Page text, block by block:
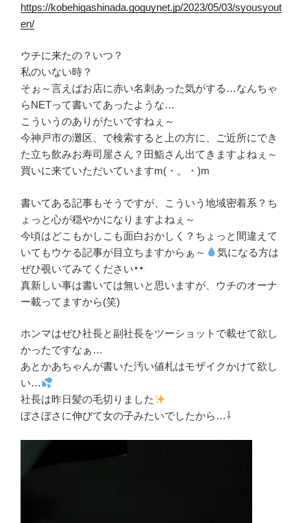
https://kobehigashinada.goguynet.jp/2023/05/03/syousyout
en/
ウチに来たの？いつ？
私のいない時？
そぉ～言えばお店に赤い名刺あった気がする…なんちゃ
らNETって書いてあったような…
こういうのありがたいですねぇ～
今神戸市の灘区、で検索すると上の方に、ご近所にでき
た立ち飲みお寿司屋さん？田鮨さん出てきますよねぇ～
買いに来ていただいていますm(・。・)m
書いてある記事もそうですが、こういう地域密着系？ち
ょっと心が穏やかになりますよねぇ～
今頃はどこもかしこも面白おかしく？ちょっと間違えて
いてもウケる記事が目立ちますからぁ～
気になる方は
ぜひ覗いてみてください
真新しい事は書いては無いと思いますが、ウチのオーナ
ー載ってますから(笑)
ホンマはぜひ社長と副社長をツーショットで載せて欲し
かったですなぁ…
あとかあちゃんが書いた汚い値札はモザイクかけて欲し
い…
社長は昨日髪の毛切りました
ぼさぼさに伸びて女の子みたいでしたから…⇩